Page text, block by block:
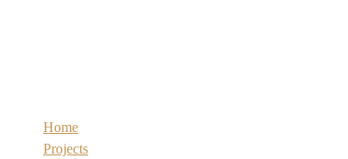
Home
Projects